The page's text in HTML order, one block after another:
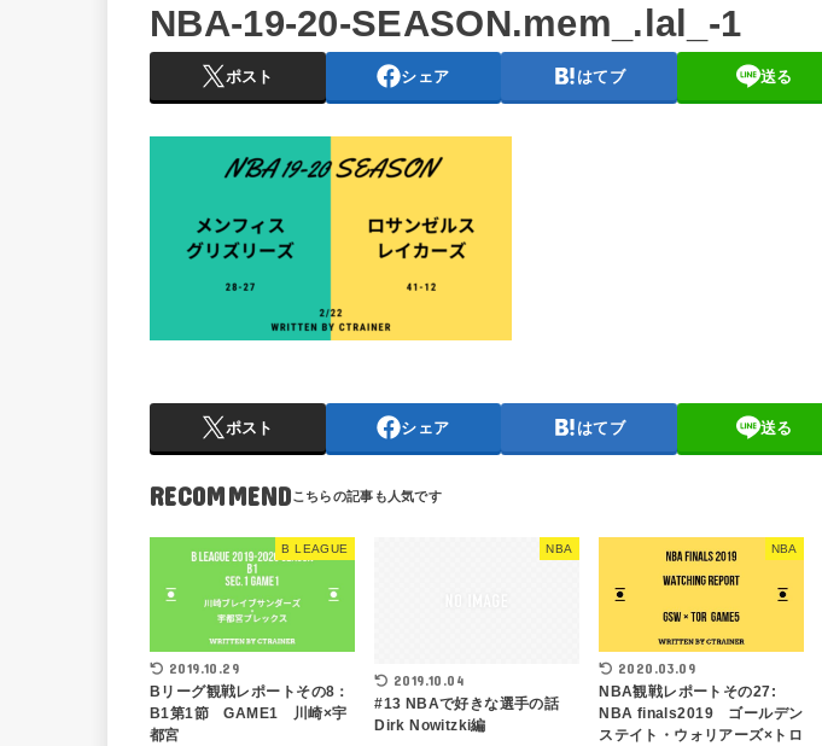
NBA-19-20-SEASON.mem_.lal_-1
ポスト シェア はてブ 送る
ポスト シェア はてブ 送る
RECOMMEND
B LEAGUE
2019.10.29
Bリーグ観戦レポートその8：
B1第1節 GAME1 川崎×宇
都宮
NBA
2019.10.04
#13 NBAで好きな選手の話
Dirk Nowitzki編
NBA
2020.03.09
NBA観戦レポートその27:
NBA finals2019 ゴールデン
ステイト・ウォリアーズ×トロ